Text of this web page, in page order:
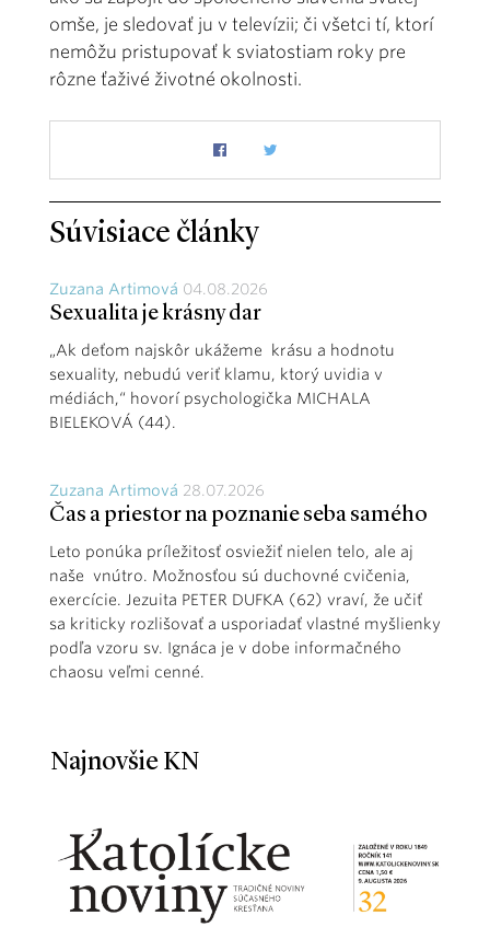
omše, je sledovať ju v televízii; či všetci tí, ktorí
nemôžu pristupovať k sviatostiam roky pre
rôzne ťaživé životné okolnosti.
Súvisiace články
Zuzana Artimová 04.08.2026
Sexualita je krásny dar
„Ak deťom najskôr ukážeme krásu a hodnotu
sexuality, nebudú veriť klamu, ktorý uvidia v
médiách,“ hovorí psychologička MICHALA
BIELEKOVÁ (44).
Zuzana Artimová 28.07.2026
Čas a priestor na poznanie seba samého
Leto ponúka príležitosť osviežiť nielen telo, ale aj
naše vnútro. Možnosťou sú duchovné cvičenia,
exercície. Jezuita PETER DUFKA (62) vraví, že učiť
sa kriticky rozlišovať a usporiadať vlastné myšlienky
podľa vzoru sv. Ignáca je v dobe informačného
chaosu veľmi cenné.
Najnovšie KN